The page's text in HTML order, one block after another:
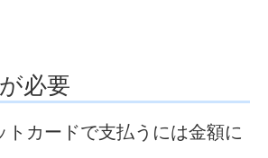
必要
トカードで支払うには金額に